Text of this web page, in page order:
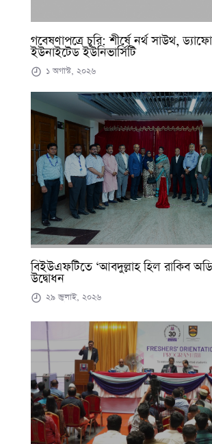
গবেষণাপত্রে চুরি: শীর্ষে নর্থ সাউথ,
ইউনাইটেড ইউনিভার্সিটি
১ অগাস্ট, ২০২৬
বিইউএফটিতে ‘আবদুল্লাহ হিল রাকিব
উদ্বোধন
২৯ জুলাই, ২০২৬